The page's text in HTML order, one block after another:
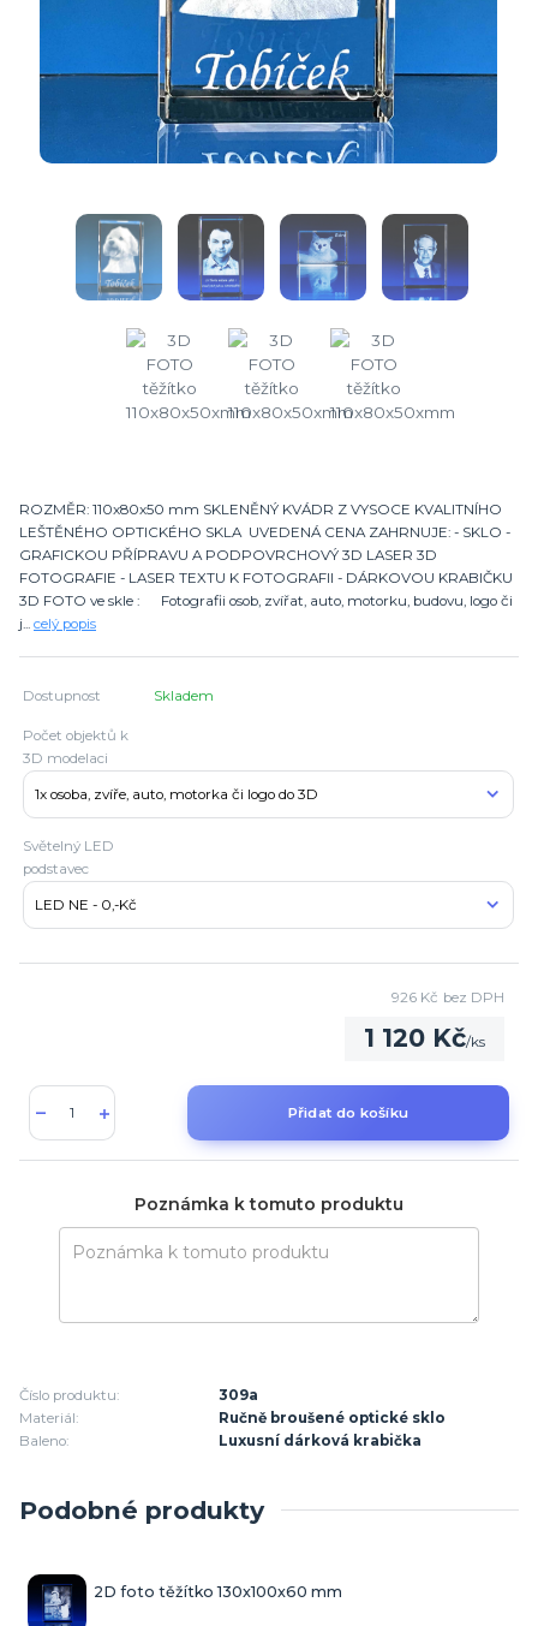
ROZMĚR: 110x80x50 mm SKLENĚNÝ KVÁDR Z VYSOCE KVALITNÍHO
LEŠTĚNÉHO OPTICKÉHO SKLA UVEDENÁ CENA ZAHRNUJE: - SKLO -
GRAFICKOU PŘÍPRAVU A PODPOVRCHOVÝ 3D LASER 3D
FOTOGRAFIE - LASER TEXTU K FOTOGRAFII - DÁRKOVOU KRABIČKU
3D FOTO ve skle : Fotografii osob, zvířat, auto, motorku, budovu, logo či
j... celý popis
Dostupnost Skladem
Počet objektů k
3D modelaci
Světelný LED
podstavec
1 120 Kč/ks
926 Kč bez DPH
Přidat do košíku
Poznámka k tomuto produktu
Číslo produktu:
309a
Materiál:
Ručně broušené optické sklo
Baleno:
Luxusní dárková krabička
Podobné produkty
2D foto těžítko 130x100x60 mm